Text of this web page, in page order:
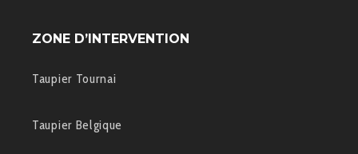
ZONE D’INTERVENTION
Taupier Tournai
Taupier Belgique